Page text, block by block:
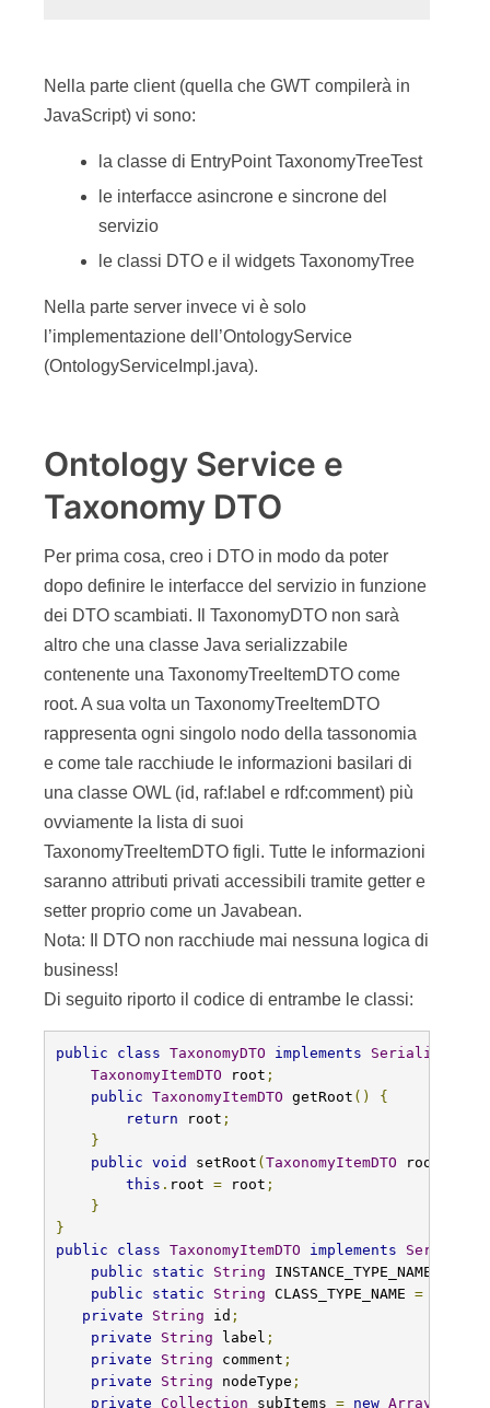
Nella parte client (quella che GWT compilerà in
JavaScript) vi sono:
la classe di EntryPoint TaxonomyTreeTest
le interfacce asincrone e sincrone del
servizio
le classi DTO e il widgets TaxonomyTree
Nella parte server invece vi è solo
l’implementazione dell’OntologyService
(OntologyServiceImpl.java).
Ontology Service e
Taxonomy DTO
Per prima cosa, creo i DTO in modo da poter
dopo definire le interfacce del servizio in funzione
dei DTO scambiati. Il TaxonomyDTO non sarà
altro che una classe Java serializzabile
contenente una TaxonomyTreeItemDTO come
root. A sua volta un TaxonomyTreeItemDTO
rappresenta ogni singolo nodo della tassonomia
e come tale racchiude le informazioni basilari di
una classe OWL (id, raf:label e rdf:comment) più
ovviamente la lista di suoi
TaxonomyTreeItemDTO figli. Tutte le informazioni
saranno attributi privati accessibili tramite getter e
setter proprio come un Javabean.
Nota: Il DTO non racchiude mai nessuna logica di
business!
Di seguito riporto il codice di entrambe le classi:
public class TaxonomyDTO implements Serializable
TaxonomyItemDTO root ;
public TaxonomyItemDTO getRoot ()
{
return root ;
}
public void setRoot ( TaxonomyItemDTO root
this . root = root ;
}
}
public
class TaxonomyItemDTO implements
public
static String INSTANCE_TYPE_NAME
public
static String CLASS_TYPE_NAME =
private
String id ;
private
String label ;
private
String comment ;
private
String nodeType ;
private Collection subItems = new ArrayList